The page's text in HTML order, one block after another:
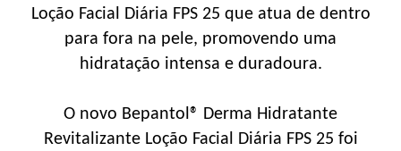
Loção Facial Diária FPS 25 que atua de dentro
para fora na pele, promovendo uma
hidratação intensa e duradoura.
O novo Bepantol® Derma Hidratante
Revitalizante Loção Facial Diária FPS 25 foi